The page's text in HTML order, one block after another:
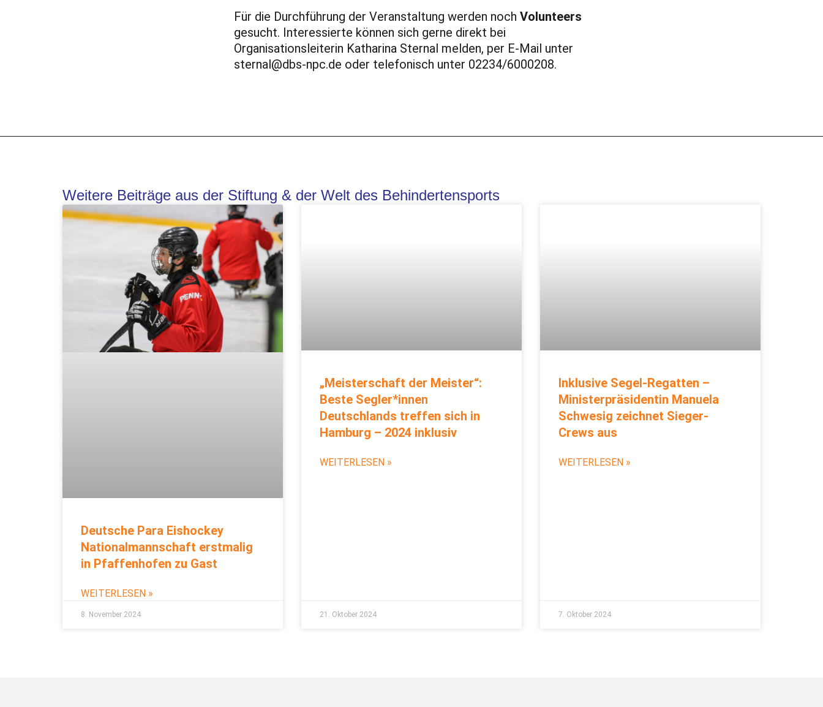
Für die Durchführung der Veranstaltung werden noch Volunteers
gesucht. Interessierte können sich gerne direkt bei
Organisationsleiterin Katharina Sternal melden, per E-Mail unter
sternal@dbs-npc.de oder telefonisch unter 02234/6000208.
Weitere Beiträge aus der Stiftung & der Welt des Behindertensports
Deutsche Para Eishockey
Nationalmannschaft erstmalig
in Pfaffenhofen zu Gast
WEITERLESEN »
8. November 2024
„Meisterschaft der Meister“:
Beste Segler*innen
Deutschlands treffen sich in
Hamburg – 2024 inklusiv
WEITERLESEN »
21. Oktober 2024
Inklusive Segel-Regatten –
Ministerpräsidentin Manuela
Schwesig zeichnet Sieger-
Crews aus
WEITERLESEN »
7. Oktober 2024